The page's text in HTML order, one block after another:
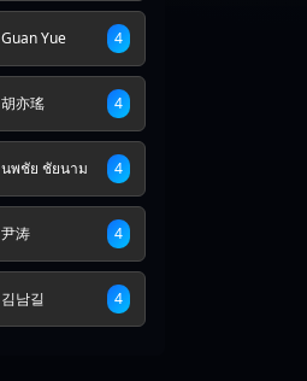
Guan Yue 4
胡亦瑤 4
นพชัย ชัยนาม 4
尹涛 4
김남길 4